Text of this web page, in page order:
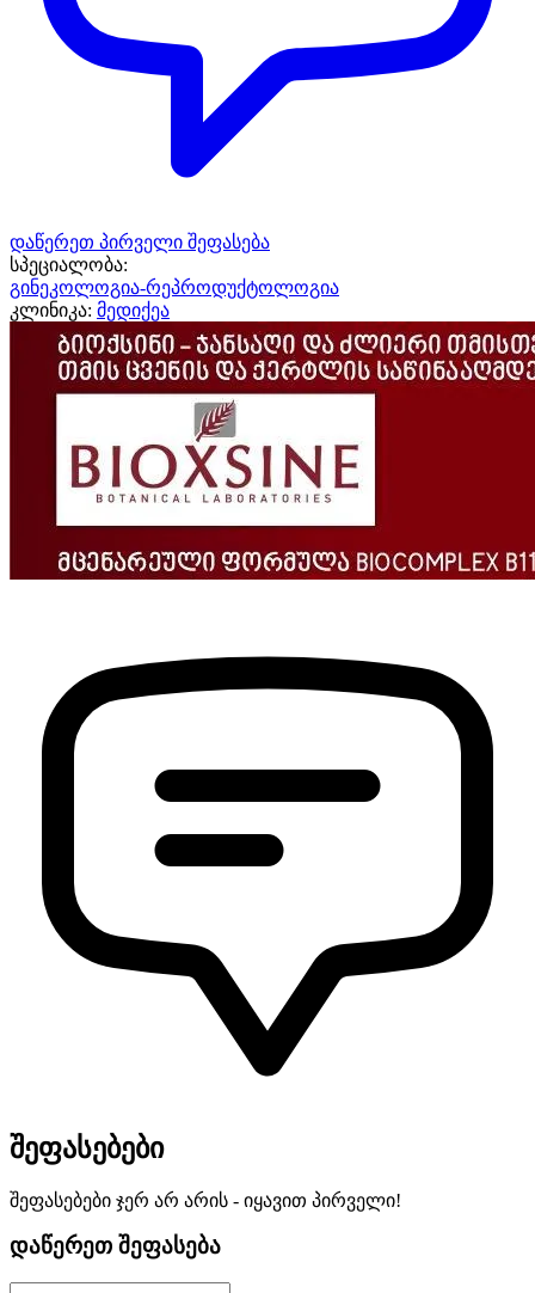
დაწერეთ პირველი შეფასება
სპეციალობა:
გინეკოლოგია-რეპროდუქტოლოგია
კლინიკა: მედიქეა
შეფასებები
შეფასებები ჯერ არ არის - იყავით პირველი!
დაწერეთ შეფასება